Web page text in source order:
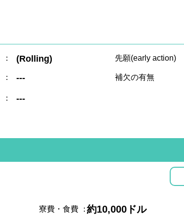
： (Rolling) 先願(early action)
： --- 補欠の有無
： ---
寮費・食費 ：約10,000ドル